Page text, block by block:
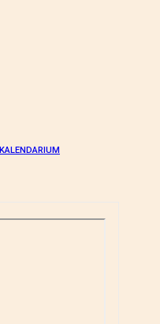
KALENDARIUM